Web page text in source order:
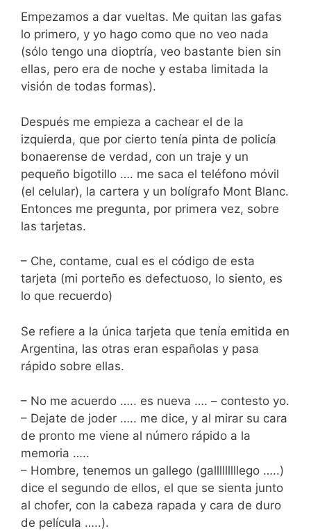
Empezamos a dar vueltas. Me quitan las gafas
lo primero, y yo hago como que no veo nada
(sólo tengo una dioptría, veo bastante bien sin
ellas, pero era de noche y estaba limitada la
visión de todas formas).
Después me empieza a cachear el de la
izquierda, que por cierto tenía pinta de policía
bonaerense de verdad, con un traje y un
pequeño bigotillo …. me saca el teléfono móvil
(el celular), la cartera y un bolígrafo Mont Blanc.
Entonces me pregunta, por primera vez, sobre
las tarjetas.
– Che, contame, cual es el código de esta
tarjeta (mi porteño es defectuoso, lo siento, es
lo que recuerdo)
Se refiere a la única tarjeta que tenía emitida en
Argentina, las otras eran españolas y pasa
rápido sobre ellas.
– No me acuerdo ….. es nueva …. – contesto yo.
– Dejate de joder ….. me dice, y al mirar su cara
de pronto me viene al número rápido a la
memoria …..
– Hombre, tenemos un gallego (galllllllllego …..)
dice el segundo de ellos, el que se sienta junto
al chofer, con la cabeza rapada y cara de duro
de película …..).